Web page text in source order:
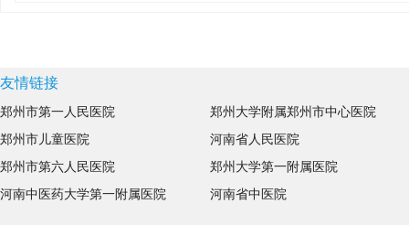
友情链接
郑州市第一人民医院
郑州市儿童医院
郑州市第六人民医院
河南中医药大学第一附属医院
郑州大学附属郑州市中心医院
河南省人民医院
郑州大学第一附属医院
河南省中医院